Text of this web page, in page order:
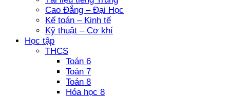
Cao Đẳng – Đại Học
Kế toán – Kinh tế
Kỹ thuật – Cơ khí
Học tập
THCS
Toán 6
Toán 7
Toán 8
Hóa học 8